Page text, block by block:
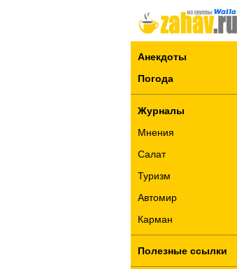
Анекдоты
Погода
Журналы
Мнения
Салат
Туризм
Автомир
Карман
Полезные ссылки